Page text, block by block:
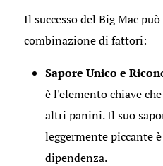
Il successo del Big Mac
combinazione di fattori:
Sapore Unico e
è l'elemento chiave
altri panini. Il suo
leggermente piccante
dipendenza.